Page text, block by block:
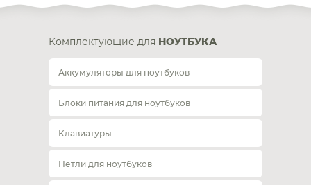
Комплектующие для НОУТБУКА
Аккумуляторы для ноутбуков
Блоки питания для ноутбуков
Клавиатуры
Петли для ноутбуков